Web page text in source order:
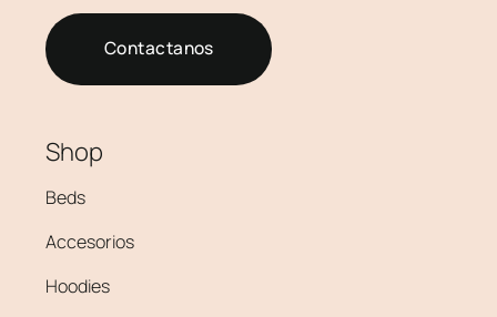
Contactanos
Shop
Beds
Accesorios
Hoodies